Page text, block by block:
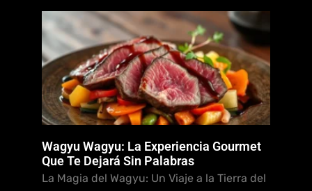
Wagyu Wagyu: La Experiencia Gourmet
Que Te Dejará Sin Palabras
La Magia del Wagyu: Un Viaje a la Tierra del